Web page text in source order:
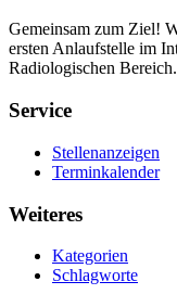
Gemeinsam zum Ziel!
ersten Anlaufstelle im
Radiologischen Bereich.
Service
Stellenanzeigen
Terminkalender
Weiteres
Kategorien
Schlagworte